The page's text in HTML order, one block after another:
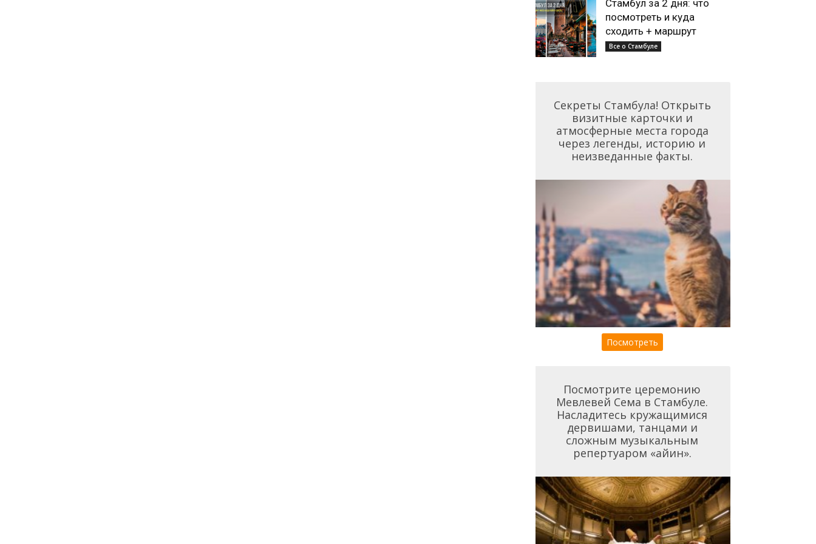
Стамбул за 2 дня: что
посмотреть и куда
сходить + маршрут
Все о Стамбуле
Секреты Стамбула! Открыть
визитные карточки и
атмосферные места города
через легенды, историю и
неизведанные факты.
Посмотреть
Посмотрите церемонию
Мевлевей Сема в Стамбуле.
Насладитесь кружащимися
дервишами, танцами и
сложным музыкальным
репертуаром «айин».